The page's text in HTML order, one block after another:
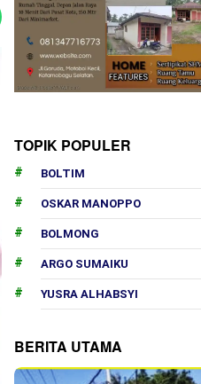
TOPIK POPULER
BOLTIM
OSKAR MANOPPO
BOLMONG
ARGO SUMAIKU
YUSRA ALHABSYI
BERITA UTAMA